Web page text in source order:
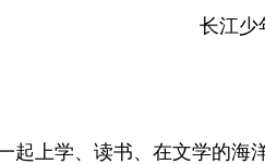
长江少
起上学、读书、在文学的